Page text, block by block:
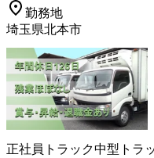
勤務地
埼玉県北本市
正社員 トラック中型トラ